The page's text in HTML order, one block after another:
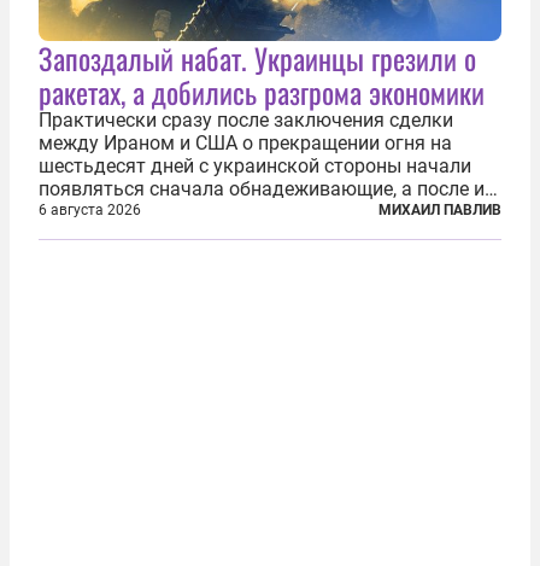
Запоздалый набат. Украинцы грезили о
ракетах, а добились разгрома экономики
Практически сразу после заключения сделки
между Ираном и США о прекращении огня на
шестьдесят дней с украинской стороны начали
появляться сначала обнадеживающие, а после и
вовсе бравурные заявления про некий «перелом»
в войне. Вероятно, в сознании первых лиц
6 августа 2026 МИХАИЛ ПАВЛИВ